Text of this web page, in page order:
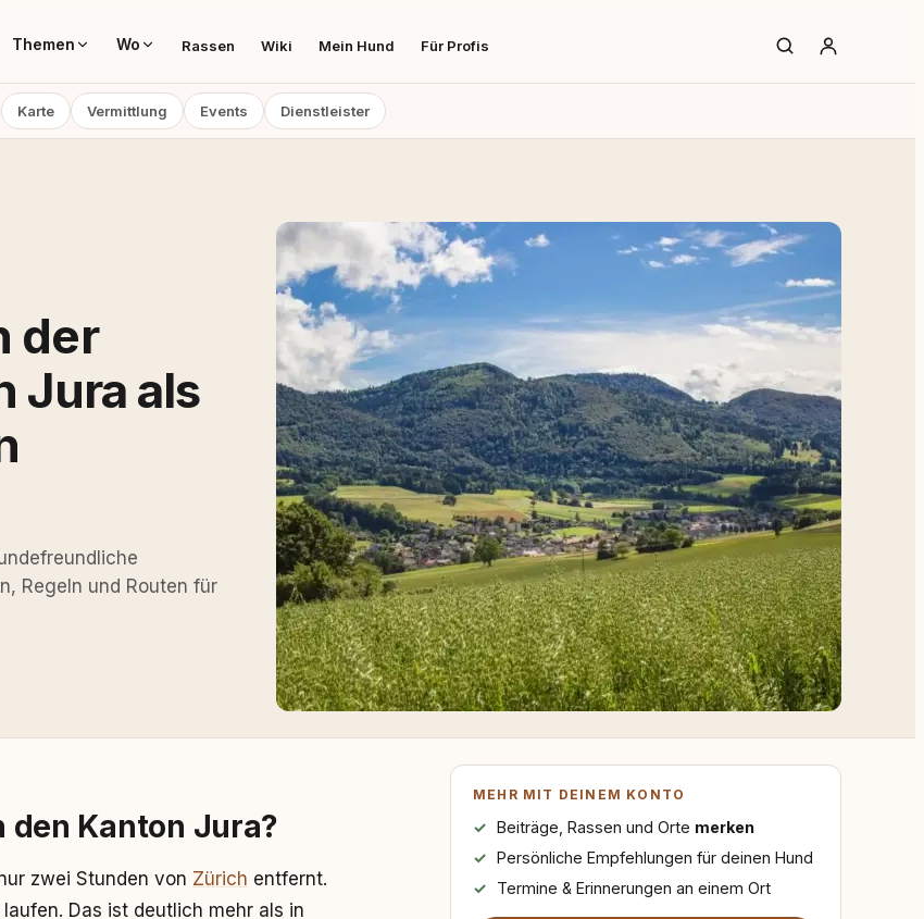
Themen Wo Rassen Wiki Mein Hund Für Profis
Karte Vermittlung Events Dienstleister
der
Jura als
Regeln und Routen für
den Kanton Jura?
zwei Stunden von Zürich entfernt.
Das ist deutlich mehr als in
MEHR MIT DEINEM KONTO
Beiträge, Rassen und Orte merken
Persönliche Empfehlungen für deinen Hund
Termine & Erinnerungen an einem Ort